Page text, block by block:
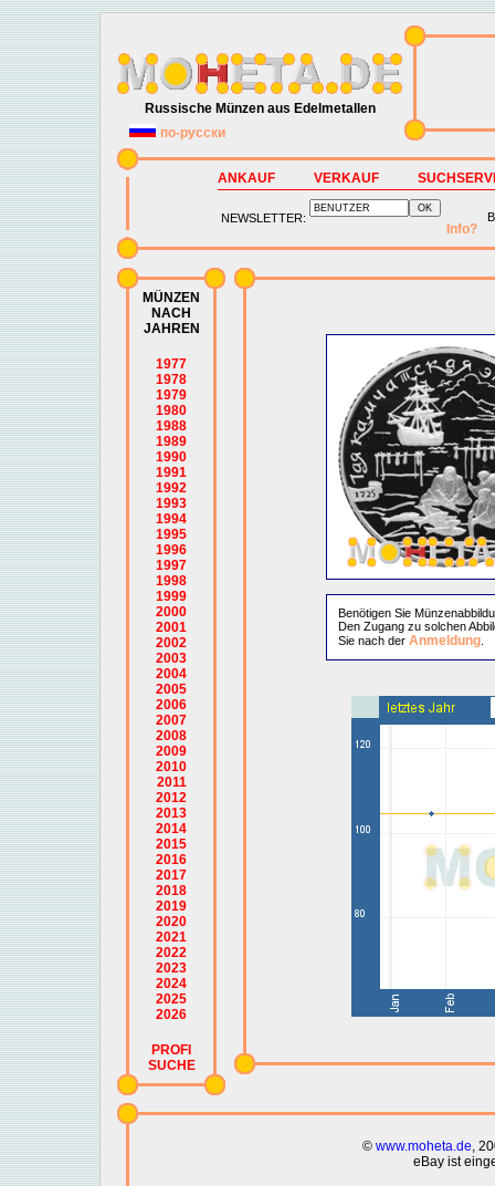
Russische Münzen aus Edelmetallen
по-русски
ANKAUF VERKAUF
NEWSLETTER:
Info?
MÜNZEN
NACH
JAHREN
1977
1978
1979
1980
1988
1989
1990
1991
1992
1993
1994
1995
1996
1997
1998
1999
2000
2001
2002
2003
2004
2005
2006
2007
2008
2009
2010
2011
2012
2013
2014
2015
2016
2017
2018
2019
2020
2021
2022
2023
2024
2025
2026
PROFI
SUCHE
Benötigen Sie
Den Zugang zu solchen
Sie nach der Anmeldung.
© www.moheta.de,
eBay ist